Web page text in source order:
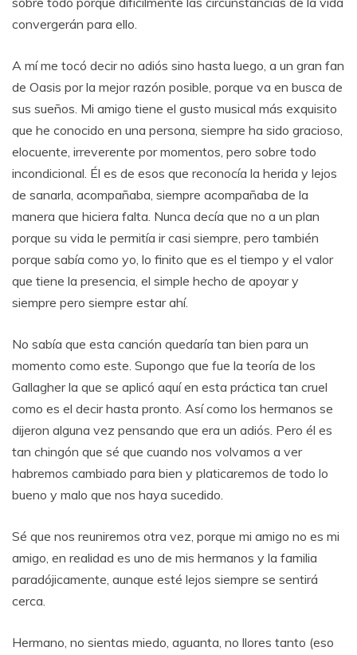
convergerán para ello.
A mí me tocó decir no adiós sino hasta luego, a un gran fan
de Oasis por la mejor razón posible, porque va en busca de
sus sueños. Mi amigo tiene el gusto musical más exquisito
que he conocido en una persona, siempre ha sido gracioso,
elocuente, irreverente por momentos, pero sobre todo
incondicional. Él es de esos que reconocía la herida y lejos
de sanarla, acompañaba, siempre acompañaba de la
manera que hiciera falta. Nunca decía que no a un plan
porque su vida le permitía ir casi siempre, pero también
porque sabía como yo, lo finito que es el tiempo y el valor
que tiene la presencia, el simple hecho de apoyar y
siempre pero siempre estar ahí.
No sabía que esta canción quedaría tan bien para un
momento como este. Supongo que fue la teoría de los
Gallagher la que se aplicó aquí en esta práctica tan cruel
como es el decir hasta pronto. Así como los hermanos se
dijeron alguna vez pensando que era un adiós. Pero él es
tan chingón que sé que cuando nos volvamos a ver
habremos cambiado para bien y platicaremos de todo lo
bueno y malo que nos haya sucedido.
Sé que nos reuniremos otra vez, porque mi amigo no es mi
amigo, en realidad es uno de mis hermanos y la familia
paradójicamente, aunque esté lejos siempre se sentirá
cerca.
Hermano, no sientas miedo, aguanta, no llores tanto (eso